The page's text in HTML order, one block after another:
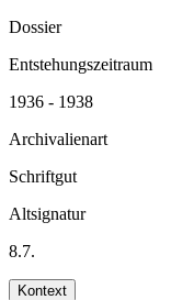
Dossier
Entstehungszeitraum
1936 - 1938
Archivalienart
Schriftgut
Altsignatur
8.7.
Kontext